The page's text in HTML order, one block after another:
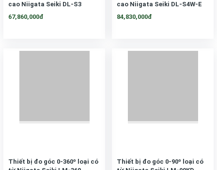
cao Niigata Seiki DL-S3
67,860,000đ
cao Niigata Seiki DL-S4W-E
84,830,000đ
Thiết bị đo góc 0-360º loại có
Thiết bị đo góc 0-90º loại có